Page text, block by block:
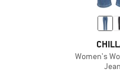
Women's
Jean